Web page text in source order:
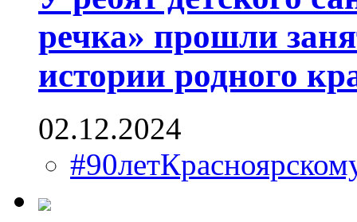
речка» прошли
истории родного
02.12.2024